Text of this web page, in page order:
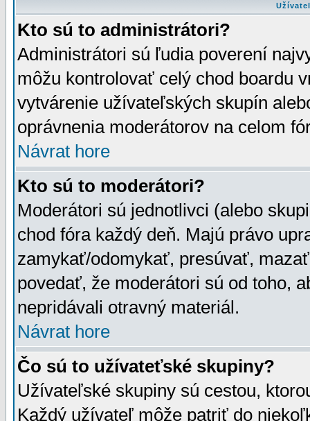
Kto sú to administrátori?
Administrátori sú ľudia poverení
môžu kontrolovať celý chod boardu
vytvárenie užívateľských skupín
oprávnenia moderátorov na celom
Návrat hore
Kto sú to moderátori?
Moderátori sú jednotlivci (alebo
chod fóra každý deň. Majú právo
zamykať/odomykať, presúvať,
povedať, že moderátori sú od toho,
nepridávali otravný materiál.
Návrat hore
Čo sú to užívateťské skupiny?
Užívateľské skupiny sú cestou,
Každý užívateľ môže patriť do